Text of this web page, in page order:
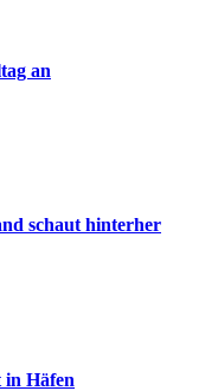
an
schaut hinterher
in Häfen